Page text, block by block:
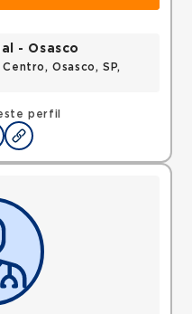
perfil
- Osasco
Osasco, SP,